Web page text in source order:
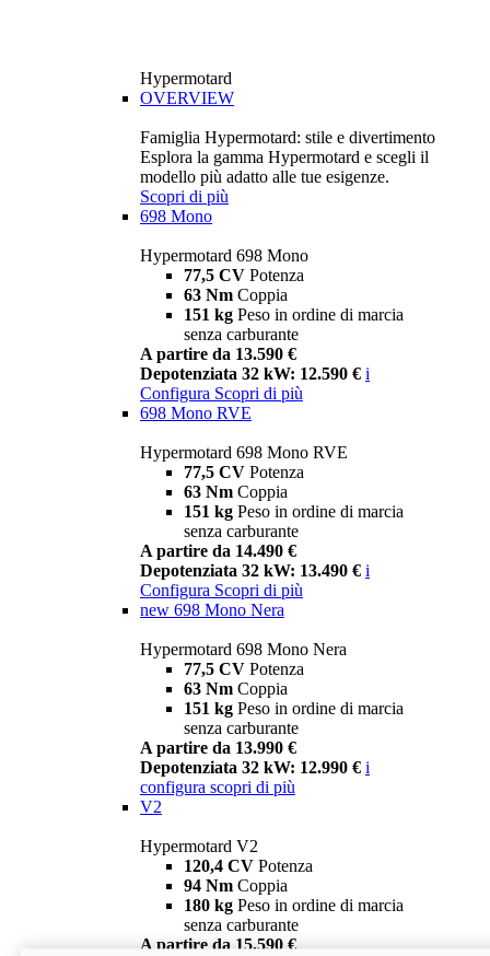
Hypermotard
OVERVIEW
Famiglia Hypermotard: stile e divertimento
Esplora la gamma Hypermotard e scegli il
modello più adatto alle tue esigenze.
Scopri di più
698 Mono
Hypermotard 698 Mono
77,5 CV Potenza
63 Nm Coppia
151 kg Peso in ordine di marcia
senza carburante
A partire da 13.590 €
Depotenziata 32 kW: 12.590 € i
Configura Scopri di più
698 Mono RVE
Hypermotard 698 Mono RVE
77,5 CV Potenza
63 Nm Coppia
151 kg Peso in ordine di marcia
senza carburante
A partire da 14.490 €
Depotenziata 32 kW: 13.490 € i
Configura Scopri di più
new 698 Mono Nera
Hypermotard 698 Mono Nera
77,5 CV Potenza
63 Nm Coppia
151 kg Peso in ordine di marcia
senza carburante
A partire da 13.990 €
Depotenziata 32 kW: 12.990 € i
configura scopri di più
V2
Hypermotard V2
120,4 CV Potenza
94 Nm Coppia
180 kg Peso in ordine di marcia
senza carburante
A partire da 15.590 €